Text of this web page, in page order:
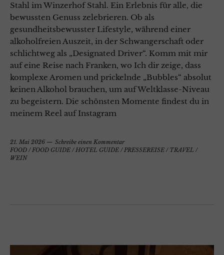
Stahl im Winzerhof Stahl. Ein Erlebnis für alle, die
bewussten Genuss zelebrieren. Ob als
gesundheitsbewusster Lifestyle, während einer
alkoholfreien Auszeit, in der Schwangerschaft oder
schlichtweg als „Designated Driver“. Komm mit mir
auf eine Reise nach Franken, wo Ich dir zeige, dass
komplexe Aromen und prickelnde „Bubbles“ absolut
keinen Alkohol brauchen, um auf Weltklasse-Niveau
zu begeistern. Die schönsten Momente findest du in
meinem Reel auf Instagram
21. Mai 2026
Schreibe einen Kommentar
FOOD /FOOD GUIDE /HOTEL GUIDE /PRESSEREISE / TRAVEL /
WEIN